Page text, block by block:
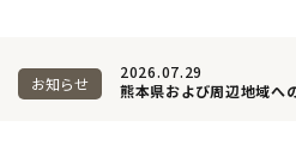
フード・ドリンク
お知らせ
2026.07.29
熊本県および周辺地域へ